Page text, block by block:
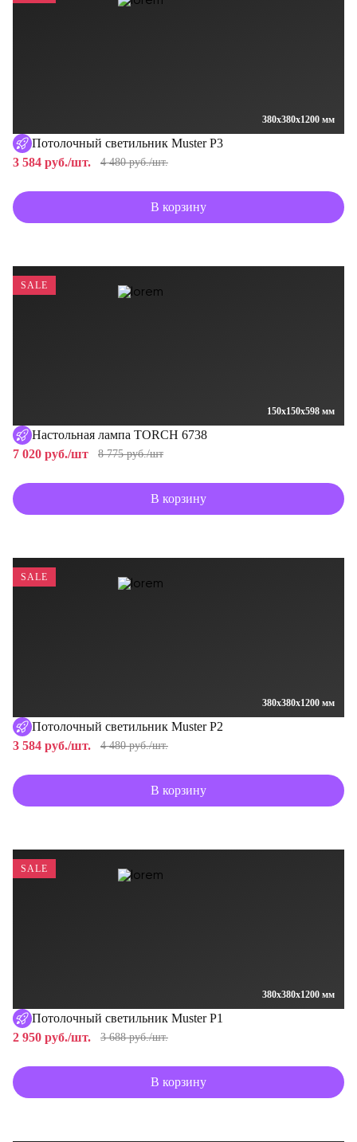
380x380x1200 мм
Потолочный светильник Muster P3
3 584 руб./шт.
4 480 руб./шт.
В корзину
150x150x598 мм
SALE
Настольная лампа TORCH 6738
7 020 руб./шт
8 775 руб./шт
В корзину
380x380x1200 мм
SALE
Потолочный светильник Muster P2
3 584 руб./шт.
4 480 руб./шт.
В корзину
380x380x1200 мм
SALE
Потолочный светильник Muster P1
2 950 руб./шт.
3 688 руб./шт.
В корзину